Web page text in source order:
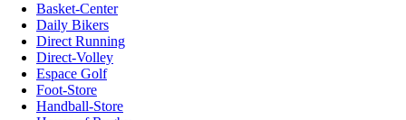
Basket-Center
Daily Bikers
Direct Running
Direct-Volley
Espace Golf
Foot-Store
Handball-Store